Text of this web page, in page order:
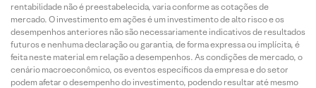
rentabilidade não é preestabelecida, varia conforme as cotações de
mercado. O investimento em ações é um investimento de alto risco e os
desempenhos anteriores não são necessariamente indicativos de resultados
futuros e nenhuma declaração ou garantia, de forma expressa ou implícita, é
feita neste material em relação a desempenhos. As condições de mercado, o
cenário macroeconômico, os eventos específicos da empresa e do setor
podem afetar o desempenho do investimento, podendo resultar até mesmo